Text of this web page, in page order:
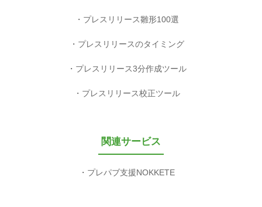
プレスリリース雛形100選
プレスリリースのタイミング
プレスリリース3分作成ツール
プレスリリース校正ツール
関連サービス
プレパブ支援NOKKETE